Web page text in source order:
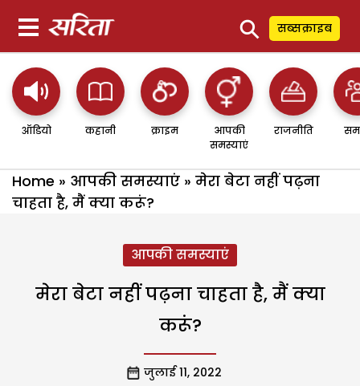
⚲ सब्सक्राइब
ऑडियो कहानी क्राइम
आपकी
समस्याएं
राजनीति
Home » आपकी समस्याएं » मेरा बेटा नहीं पढ़ना
चाहता है, मैं क्या करूं?
आपकी समस्याएं
मेरा बेटा नहीं पढ़ना चाहता है, मैं क्या
करूं?
जुलाई 11, 2022